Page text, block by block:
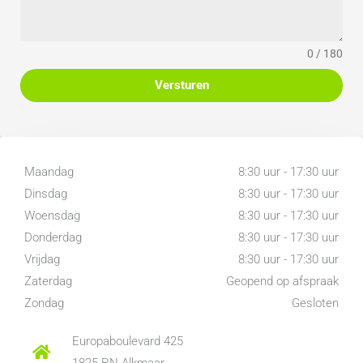
Door de fijne ligging van deze woning, heb je bijna niets te wensen
over! Deze woonwijk kenmerkt zich namelijk als een
voorzieningen in de buurt en woon je hier bijzonder centraal. Voor
de dagelijkse boodschappen is winkelcentrum ‘Daalmeer’ met o.a.
een Jumbo het dichtstbijzijnd, maar ook uitgebreide
winkelcentrum ‘De Mare’ is slechts enkele minuten verderop! De
bruisende binnenstad van Alkmaar is ongeveer op 15 minuten
fietsafstand. Het NS-station en de ring Alkmaar zijn ook dichtbij
gelegen. Een wandeling in het groen kan in park ‘De Groene Voet’,
10 minuten fietsen.
0 / 180
Versturen
Maandag
8:30 uur - 17:30 uur
Dinsdag
8:30 uur - 17:30 uur
Woensdag
8:30 uur - 17:30 uur
Donderdag
8:30 uur - 17:30 uur
Vrijdag
8:30 uur - 17:30 uur
Zaterdag
Geopend op afspraak
Zondag
Gesloten
Europaboulevard 425